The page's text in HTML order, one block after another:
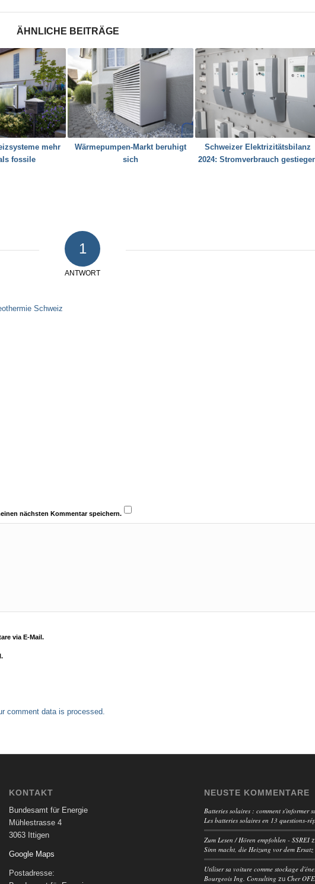
ÄHNLICHE BEITRÄGE
mehr
fossile
Wärmepumpen-Markt beruhigt
sich
Schweizer Elektrizitätsbilanz
2024: Stromverbrauch
1
ANTWORT
Schweiz
nächsten Kommentar speichern.
via E-Mail.
comment data is processed.
KONTAKT
Bundesamt für Energie
Mühlestrasse 4
3063 Ittigen
Google Maps
Postadresse:
NEUSTE KOMMENTARE
Batteries solaires : comment s'informer
Les batteries solaires en 13 questions-
Zum Lesen / Hören empfohlen - SSREI
Sinn macht, die Heizung vor dem
Utiliser sa voiture comme stockage
Bourgeois Ing. Consulting zuCher